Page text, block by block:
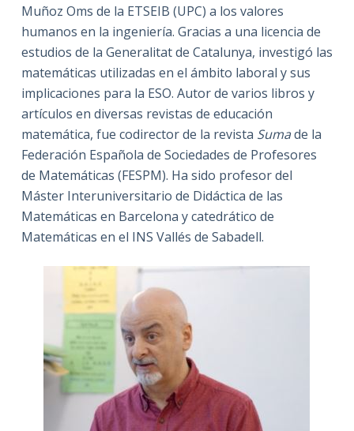
Muñoz Oms de la ETSEIB (UPC) a los valores
humanos en la ingeniería. Gracias a una licencia de
estudios de la Generalitat de Catalunya, investigó las
matemáticas utilizadas en el ámbito laboral y sus
implicaciones para la ESO. Autor de varios libros y
artículos en diversas revistas de educación
matemática, fue codirector de la revista Sumade la
Federación Española de Sociedades de Profesores
de Matemáticas (FESPM). Ha sido profesor del
Máster Interuniversitario de Didáctica de las
Matemáticas en Barcelona y catedrático de
Matemáticas en el INS Vallés de Sabadell.